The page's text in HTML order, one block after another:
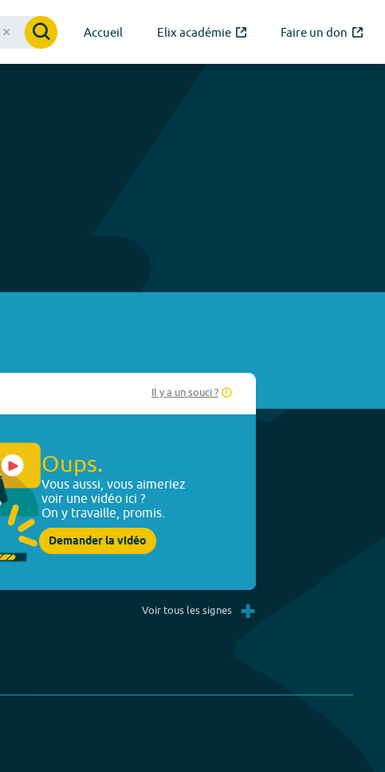
Accueil Elix académie Faire un don
Il y a un souci ?
Oups.
Vous aussi, vous aimeriez
voir une vidéo ici ?
On y travaille, promis.
Demander la vidéo
Voir tous les signes +